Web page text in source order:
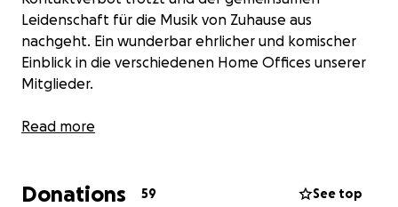
Leidenschaft für die Musik von Zuhause aus
nachgeht. Ein wunderbar ehrlicher und komischer
Einblick in die verschiedenen Home Offices unserer
Mitglieder.
Seit März stehen auch bei der Creative Arts Group,
wir euch nicht nur daran erinnern, zuhause zu
Read more
Donations 59 See top